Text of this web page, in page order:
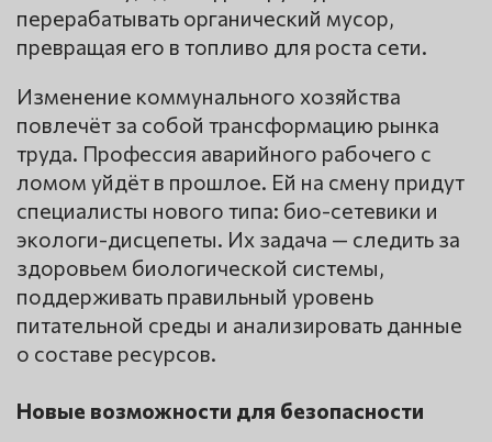
перерабатывать органический мусор,
превращая его в топливо для роста сети.
Изменение коммунального хозяйства
повлечёт за собой трансформацию рынка
труда. Профессия аварийного рабочего с
ломом уйдёт в прошлое. Ей на смену придут
специалисты нового типа: био-сетевики и
экологи-дисцепеты. Их задача — следить за
здоровьем биологической системы,
поддерживать правильный уровень
питательной среды и анализировать данные
о составе ресурсов.
Новые возможности для безопасности